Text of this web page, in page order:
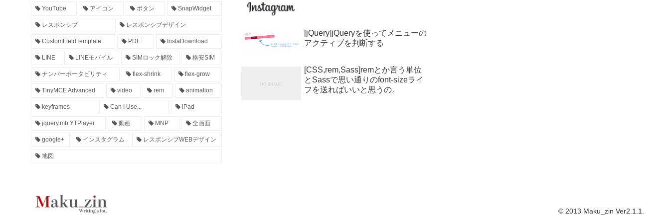
YouTube アイコン ボタン SnapWidget
レスポンシブ レスポンシブデザイン
CustomFieldTemplate PDF InstaDownload
LINE LINEモバイル SIMロック解除 格安SIM
ナンバーポータビリティ flex-shrink flex-grow
TinyMCE Advanced video rem animation
keyframes Can I Use... iPad
jquery.mb.YTPlayer 動画 MNP 全画面
google+ インスタグラム レスポンシブWEBデザイン
地図
[jQuery]jQueryを使ってメニューの
アクティブを判断する
[CSS,rem,Sass]remとか言う単位
とSassで思い通りのfont-sizeライ
フを送ればいいと思うの。
© 2013 Maku_zin Ver2.1.1.